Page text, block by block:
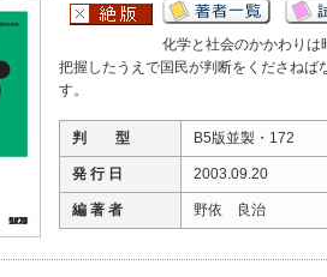
化学と社会のかかわり
把握したうえで国民が判断をくださね
す。
判 型 B5版並製・172
発 行 日 2003.09.20
編 著 者 野依 良治